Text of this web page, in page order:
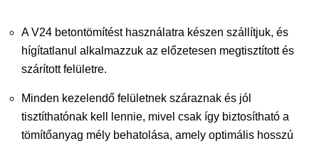
A V24 betontömítést használatra készen szállítjuk, és
hígítatlanul alkalmazzuk az előzetesen megtisztított és
szárított felületre.
Minden kezelendő felületnek száraznak és jól
tisztíthatónak kell lennie, mivel csak így biztosítható a
tömítőanyag mély behatolása, amely optimális hosszú